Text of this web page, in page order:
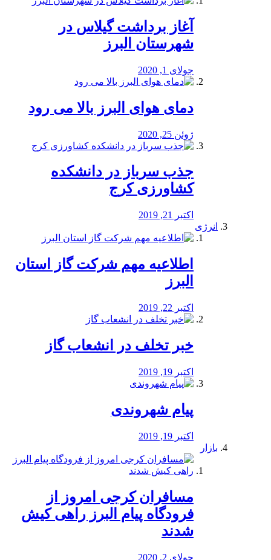
آغاز برداشت گیلاس در
شهرستان البرز
جولای 1, 2020
دمای هوای البرز بالا می رود
ژوئن 25, 2020
جذب سرباز در دانشکده
کشاورزی کرج
اکتبر 21, 2019
انرژی
️اطلاعیه مهم شرکت گاز استان
البرز
اکتبر 22, 2019
خبر تخلف در انشعاب گاز
اکتبر 19, 2019
پیام شهروندی
اکتبر 19, 2019
بازار
مسافران کرجی امروز از
فرودگاه پیام البرز راهی کیش
شدند
جولای 2, 2020